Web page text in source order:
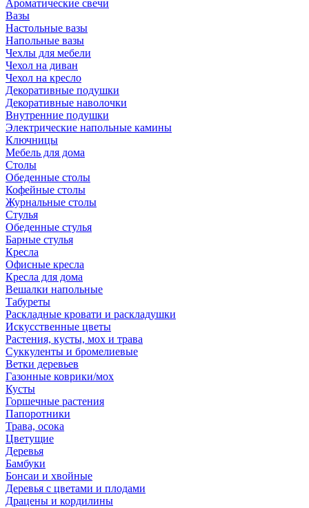
Ароматические свечи
Вазы
Настольные вазы
Напольные вазы
Чехлы для мебели
Чехол на диван
Чехол на кресло
Декоративные подушки
Декоративные наволочки
Внутренние подушки
Электрические напольные камины
Ключницы
Мебель для дома
Столы
Обеденные столы
Кофейные столы
Журнальные столы
Стулья
Обеденные стулья
Барные стулья
Кресла
Офисные кресла
Кресла для дома
Вешалки напольные
Табуреты
Раскладные кровати и раскладушки
Искусственные цветы
Растения, кусты, мох и трава
Суккуленты и бромелиевые
Ветки деревьев
Газонные коврики/мох
Кусты
Горшечные растения
Папоротники
Трава, осока
Цветущие
Деревья
Бамбуки
Бонсаи и хвойные
Деревья с цветами и плодами
Драцены и кордилины